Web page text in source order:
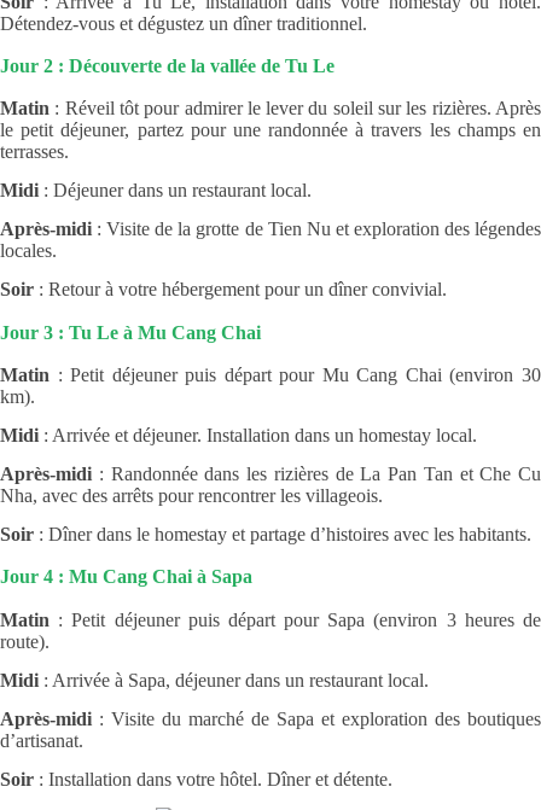
Détendez-vous et dégustez un dîner traditionnel.
Jour 2 : Découverte de la vallée de Tu Le
Matin : Réveil tôt pour admirer le lever du soleil sur les rizières. Après
le petit déjeuner, partez pour une randonnée à travers les champs en
terrasses.
Midi : Déjeuner dans un restaurant local.
Après-midi : Visite de la grotte de Tien Nu et exploration des légendes
locales.
Soir : Retour à votre hébergement pour un dîner convivial.
Jour 3 : Tu Le à Mu Cang Chai
Matin : Petit déjeuner puis départ pour Mu Cang Chai (environ 30
km).
Midi : Arrivée et déjeuner. Installation dans un homestay local.
Après-midi : Randonnée dans les rizières de La Pan Tan et Che Cu
Nha, avec des arrêts pour rencontrer les villageois.
Soir : Dîner dans le homestay et partage d’histoires avec les habitants.
Jour 4 : Mu Cang Chai à Sapa
Matin : Petit déjeuner puis départ pour Sapa (environ 3 heures de
route).
Midi : Arrivée à Sapa, déjeuner dans un restaurant local.
Après-midi : Visite du marché de Sapa et exploration des boutiques
d’artisanat.
Soir : Installation dans votre hôtel. Dîner et détente.